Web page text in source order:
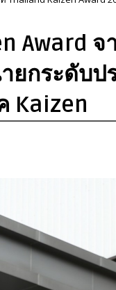
Award
ยกระดับป
Kaizen